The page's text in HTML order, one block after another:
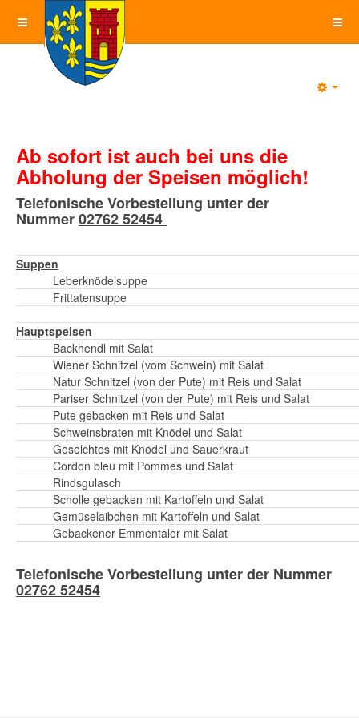
Ab sofort ist auch bei uns die
Abholung der Speisen möglich!
Telefonische Vorbestellung unter der
Nummer02762 52454
Suppen
Leberknödelsuppe
Frittatensuppe
Hauptspeisen
Backhendl mit Salat
Wiener Schnitzel (vom Schwein) mit Salat
Natur Schnitzel (von der Pute) mit Reis und Salat
Pariser Schnitzel (von der Pute) mit Reis und Salat
Pute gebacken mit Reis und Salat
Schweinsbraten mit Knödel und Salat
Geselchtes mit Knödel und Sauerkraut
Cordon bleu mit Pommes und Salat
Rindsgulasch
Scholle gebacken mit Kartoffeln und Salat
Gemüselaibchen mit Kartoffeln und Salat
Gebackener Emmentaler mit Salat
Telefonische Vorbestellung unter der Nummer
02762 52454